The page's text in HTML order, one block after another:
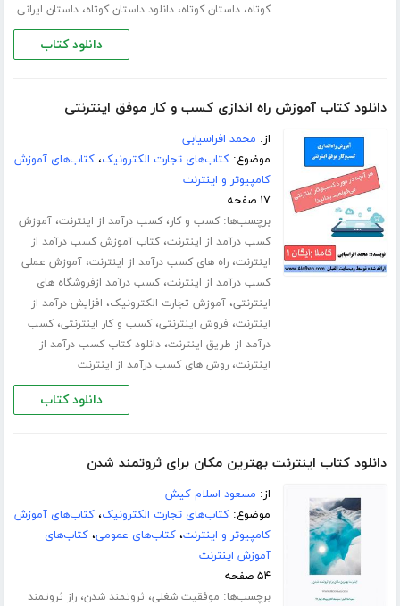
کوتاه،داستان کوتاه،دانلود داستان کوتاه،داستان ایرانی
دانلود کتاب
دانلود کتاب آموزش راه اندازی کسب و کار موفق اینترنتی
از: محمد افراسیابی
موضوع:کتاب‌های تجارت الکترونیک،کتاب‌های آموزش
کامپیوتر و اینترنت
۱۷ صفحه
برچسب‌ها:کسب و کار،کسب درآمد از اینترنت،آموزش
کسب درآمد از اینترنت،کتاب آموزش کسب درآمد از
اینترنت،راه های کسب درآمد از اینترنت،آموزش عملی
کسب درآمد از اینترنت،کسب درآمد ازفروشگاه های
اینترنتی،آموزش تجارت الکترونیک، افزایش درآمد از
اینترنت، فروش اینترنتی،کسب و کار اینترنتی،کسب
درآمد از طریق اینترنت،دانلود کتاب کسب درآمد از
اینترنت،روش های کسب درآمد از اینترنت
دانلود کتاب
دانلود کتاب اینترنت بهترین مکان برای ثروتمند شدن
از: مسعود اسلام کیش
موضوع:کتاب‌های تجارت الکترونیک،کتاب‌های آموزش
کامپیوتر و اینترنت،کتاب‌های عمومی،کتاب‌های
آموزش اینترنت
۵۴ صفحه
برچسب‌ها: موفقیت شغلی، ثروتمند شدن،راز ثروتمند